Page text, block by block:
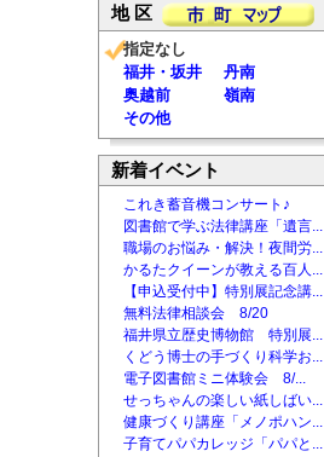
地 区
指定なし
福井・坂井
丹南
奥越前
嶺南
その他
新着イベント
これき蓄音機コンサート♪
図書館で学ぶ法律講座「遺言...
職場のお悩み・解決！夜間労...
かるたクイーンが教える百人...
【申込受付中】特別展記念講...
無料法律相談会 8/20
福井県立歴史博物館 特別展...
くどう博士の手づくり科学お...
電子図書館ミニ体験会 8/...
せっちゃんの楽しい紙しばい...
健康づくり講座「メノポハン...
子育てパパカレッジ「パパと...